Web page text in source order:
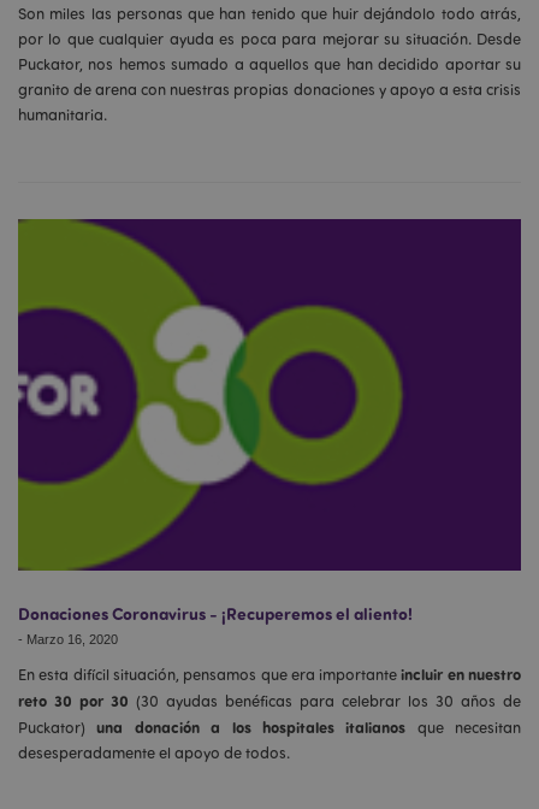
Son miles las personas que han tenido que huir dejándolo todo atrás,
por lo que cualquier ayuda es poca para mejorar su situación. Desde
Puckator, nos hemos sumado a aquellos que han decidido aportar su
granito de arena con nuestras propias donaciones y apoyo a esta crisis
humanitaria.
Donaciones Coronavirus - ¡Recuperemos el aliento!
- Marzo 16, 2020
En esta difícil situación, pensamos que era importanteincluir en nuestro
reto 30 por 30 (30 ayudas benéficas para celebrar los 30 años de
Puckator) una donación a los hospitales italianos que necesitan
desesperadamente el apoyo de todos.